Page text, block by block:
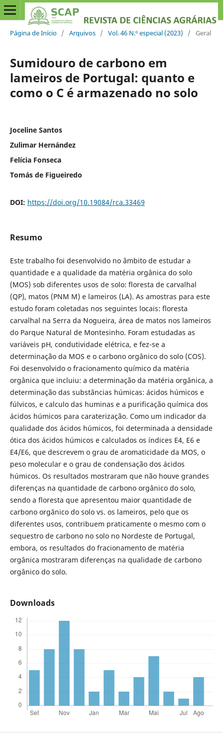
Página de Início / Arquivos / Vol. 46 N.º especial (2023) / Geral
Sumidouro de carbono em
lameiros de Portugal: quanto e
como o C é armazenado no solo
Joceline Santos
Zulimar Hernández
Felícia Fonseca
Tomás de Figueiredo
DOI: https://doi.org/10.19084/rca.33469
Resumo
Este trabalho foi desenvolvido no âmbito de estudar a
quantidade e a qualidade da matéria orgânica do solo
(MOS) sob diferentes usos de solo: floresta de carvalhal
(QP), matos (PNM M) e lameiros (LA). As amostras para este
estudo foram coletadas nos seguintes locais: floresta
carvalhal na Serra da Nogueira, área de matos nos lameiros
do Parque Natural de Montesinho. Foram estudadas as
variáveis pH, condutividade elétrica, e fez-se a
determinação da MOS e o carbono orgânico do solo (COS).
Foi desenvolvido o fracionamento químico da matéria
orgânica que incluiu: a determinação da matéria orgânica, a
determinação das substâncias húmicas: ácidos húmicos e
fúlvicos, e calculo das huminas e a purificação química dos
ácidos húmicos para caraterização. Como um indicador da
qualidade dos ácidos húmicos, foi determinada a densidade
ótica dos ácidos húmicos e calculados os índices E4, E6 e
E4/E6, que descrevem o grau de aromaticidade da MOS, o
peso molecular e o grau de condensação dos ácidos
húmicos. Os resultados mostraram que não houve grandes
diferenças na quantidade de carbono orgânico do solo,
sendo a floresta que apresentou maior quantidade de
carbono orgânico do solo vs. os lameiros, pelo que os
diferentes usos, contribuem praticamente o mesmo com o
sequestro de carbono no solo no Nordeste de Portugal,
embora, os resultados do fracionamento de matéria
orgânica mostraram diferenças na qualidade de carbono
orgânico do solo.
Downloads